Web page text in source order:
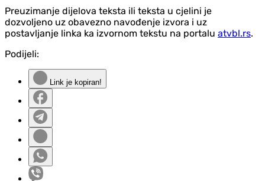
Preuzimanje dijelova teksta ili teksta u cjelini je
dozvoljeno uz obavezno navođenje izvora i uz
postavljanje linka ka izvornom tekstu na portalu atvbl.rs.
Podijeli:
Link je kopiran!